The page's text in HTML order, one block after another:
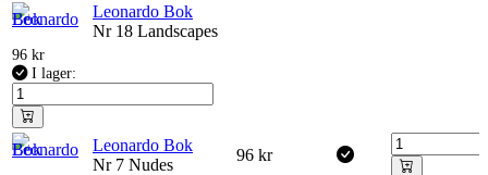
Leonardo Bok
Nr 18 Landscapes
96 kr
I lager:
Leonardo Bok
Nr 7 Nudes
96 kr